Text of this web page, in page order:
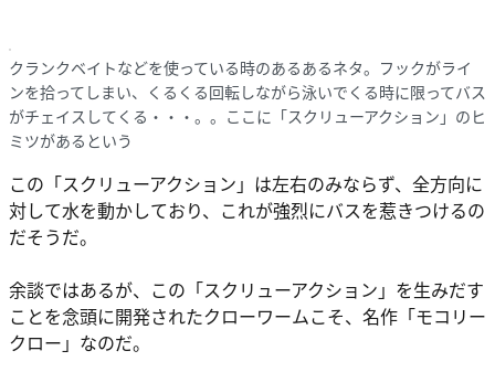
クランクベイトなどを使っている時のあるあるネタ。フックがライ
ンを拾ってしまい、くるくる回転しながら泳いでくる時に限ってバス
がチェイスしてくる・・・。。ここに「スクリューアクション」のヒ
ミツがあるという
この「スクリューアクション」は左右のみならず、全方向に
対して水を動かしており、これが強烈にバスを惹きつけるの
だそうだ。
余談ではあるが、この「スクリューアクション」を生みだす
ことを念頭に開発されたクローワームこそ、名作「モコリー
クロー」なのだ。